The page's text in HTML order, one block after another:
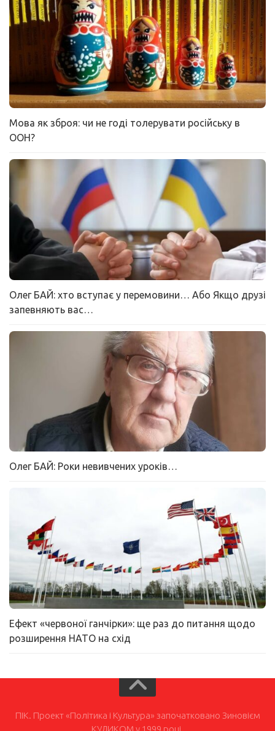
Мова як зброя: чи не годі толерувати російську в
ООН?
Олег БАЙ: хто вступає у перемовини… Або Якщо друзі
запевняють вас…
Олег БАЙ: Роки невивчених уроків…
Ефект «червоної ганчірки»: ще раз до питання щодо
розширення НАТО на схід
ПІК. Проект «Політика і Культура» започатковано Зиновієм